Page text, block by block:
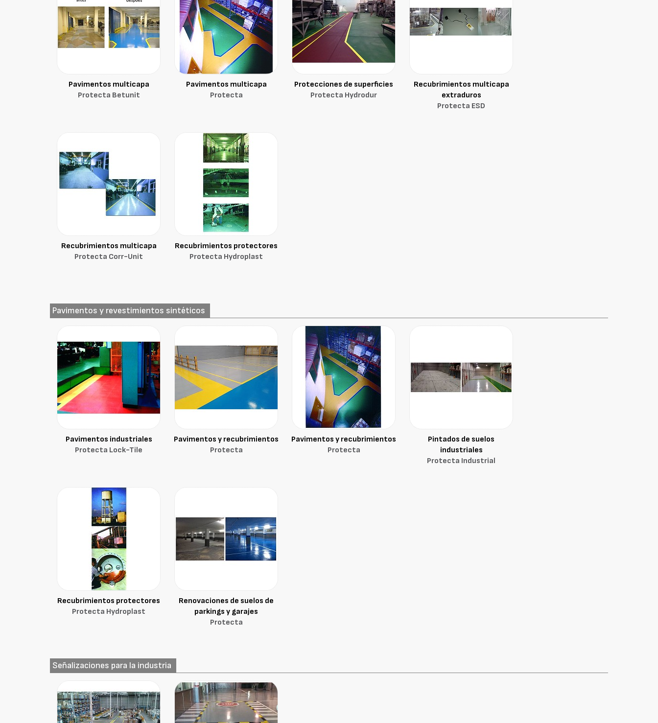
Pavimentos multicapa
Protecta Betunit
Pavimentos multicapa
Protecta
Protecciones de superficies
Protecta Hydrodur
Recubrimientos multicapa
extraduros
Protecta ESD
Recubrimientos multicapa
Protecta Corr-Unit
Recubrimientos protectores
Protecta Hydroplast
Pavimentos y revestimientos sintéticos
Pavimentos industriales
Protecta Lock-Tile
Pavimentos y recubrimientos
Protecta
Pavimentos y recubrimientos
Protecta
Pintados de suelos
industriales
Protecta Industrial
Recubrimientos protectores
Protecta Hydroplast
Renovaciones de suelos de
parkings y garajes
Protecta
Señalizaciones para la industria